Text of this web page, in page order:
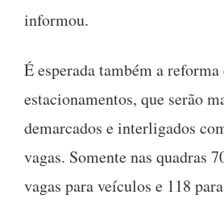
informou.
É esperada também a reforma
estacionamentos, que serão
demarcados e interligados
vagas. Somente nas quadras
vagas para veículos e 118